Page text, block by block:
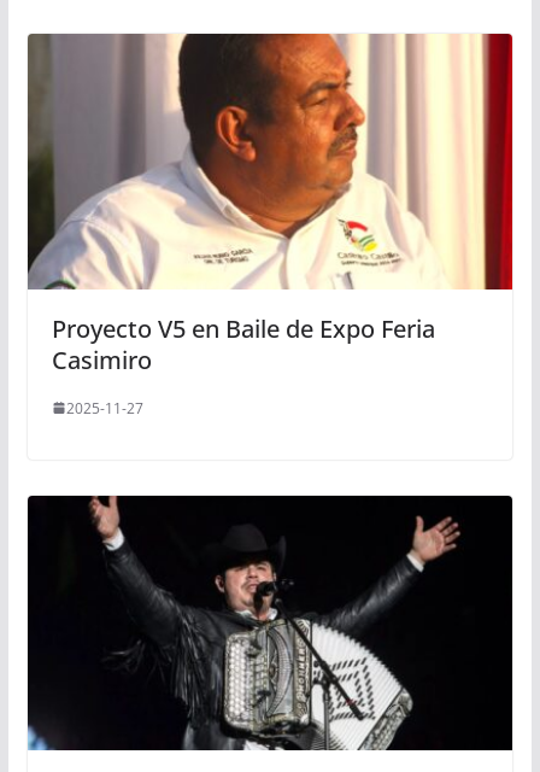
Proyecto V5 en Baile de Expo Feria
Casimiro
2025-11-27